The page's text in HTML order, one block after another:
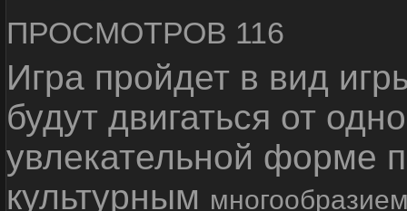
ПРОСМОТРОВ 116
Игра пройдет в вид
будут двигаться от
увлекательной форме
культурным